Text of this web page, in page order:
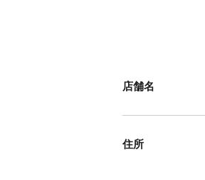
店舗名
住所